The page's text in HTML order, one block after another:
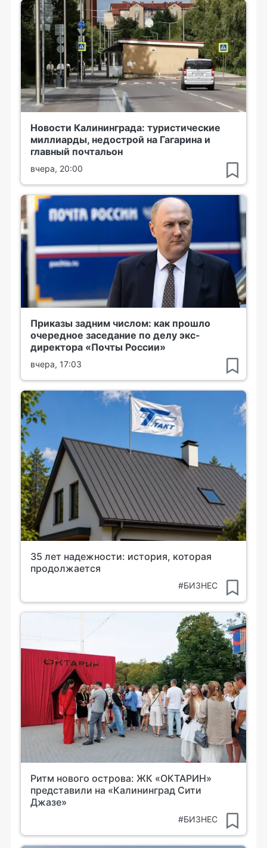
Новости Калининграда: туристические
миллиарды, недострой на Гагарина и
главный почтальон
вчера, 20:00
Приказы задним числом: как прошло
очередное заседание по делу экс-
директора «Почты России»
вчера, 17:03
35 лет надежности: история, которая
продолжается
#БИЗНЕС
Ритм нового острова: ЖК «ОКТАРИН»
представили на «Калининград Сити
Джазе»
#БИЗНЕС